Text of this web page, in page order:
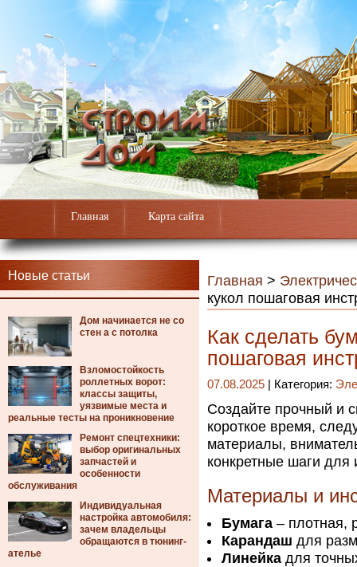
Главная Карта сайта
Новые статьи
Дом начинается не со
стен а с потолка
Взломостойкость
роллетных ворот:
классы защиты,
уязвимые места и
реальные тесты на проникновение
Ремонт спецтехники:
выбор оригинальных
запчастей и
особенности
обслуживания
Индивидуальная
настройка автомобиля:
зачем владельцы
обращаются в тюнинг-
ателье
Главная >
кукол пошаговая
Как сделать
пошаговая
07.08.2025 | Категория:
Создайте прочный и
короткое время,
материалы,
конкретные шаги для
Материалы и
Бумага – плотная,
Карандаш для
Линейка для